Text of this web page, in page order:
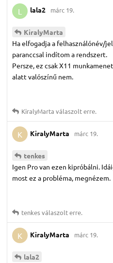
L lala2 márc 19.
KiralyMarta
Ha elfogadja a felhasználónév/
paranccsal indítom a rendszert.
Persze, ez csak X11
alatt valószínű nem.
KiralyMarta válaszolt erre.
K KiralyMarta márc 19.
tenkes
Igen Pro van ezen kipróbálni.
most ez a probléma, megnézem.
tenkesválaszolt erre.
K KiralyMarta márc 19.
lala2